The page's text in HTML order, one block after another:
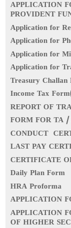
APPLICATION
PROVIDENT
Application for
Application for
Application for
Application for
Treasury Challan
Income Tax
REPORT OF
FORM FOR TA
CONDUCT
LAST PAY
CERTIFICATE
Daily Plan Form
HRA Proforma
APPLICATION
APPLICATION
OF HIGHER